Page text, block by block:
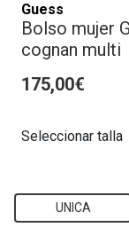
Guess
Bolso mujer
cognan multi
175,00€
Seleccionar talla
UNICA